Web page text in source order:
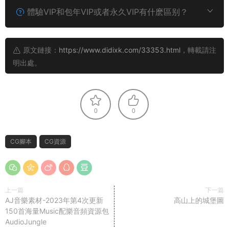
體驗VIP和包年VIP或者永久VIP有什麽區别？
原文鏈接： https://www.didixk.com/33353.html ，轉載請注
明出處。
0 0
CG腳本 CG資源
上一篇
AJ音樂素材-2023年第4次更新
150首海量Music配樂音頻資源包
AudioJungle
下一篇
高山上的城堡圖